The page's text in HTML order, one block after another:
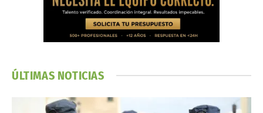
ÚLTIMAS NOTICIAS